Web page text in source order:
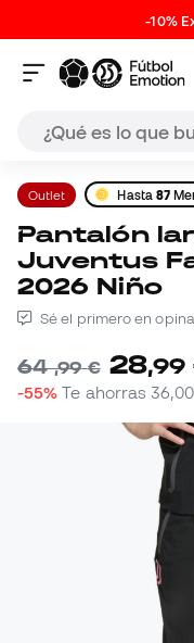
-10%
Outlet Hasta 87
Pantalón largo adidas
Juventus
2026 Niño
Sé el primero en
64,99 € 28,99
-55% Te ahorras